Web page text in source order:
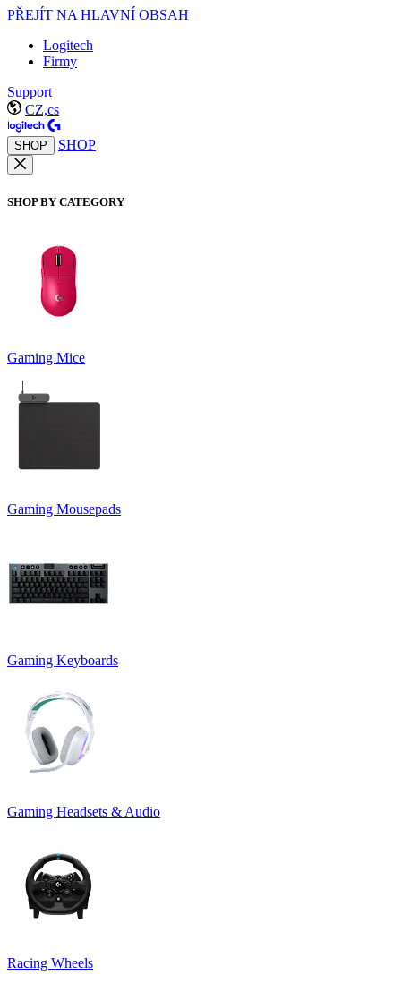
PŘEJÍT NA HLAVNÍ OBSAH
Logitech
Firmy
Support
CZ,cs
SHOP SHOP
SHOP BY CATEGORY
Gaming Mice
Gaming Mousepads
Gaming Keyboards
Gaming Headsets & Audio
Racing Wheels